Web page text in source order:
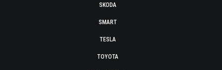
SKODA
SMART
TESLA
TOYOTA